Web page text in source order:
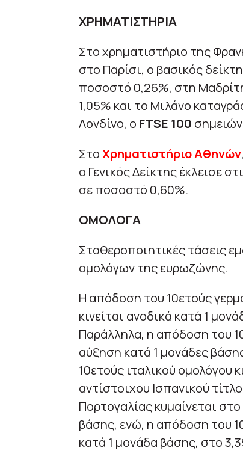
ΧΡΗΜΑΤΙΣΤΗΡΙΑ
Στο χρηματιστήριο της
στο Παρίσι, ο βασικός
ποσοστό 0,26%, στη
1,05% και το Μιλάνο
Λονδίνο, ο FTSE 100
ΣτοΧρηματιστήριο Αθηνών
ο Γενικός Δείκτης έκλεισε
σε ποσοστό 0,60%.
ΟΜΟΛΟΓΑ
Σταθεροποιητικές τάσεις
ομολόγων της ευρωζώνης.
Η απόδοση του 10ετούς
κινείται ανοδικά κατά 1
Παράλληλα, η απόδοση του
αύξηση κατά 1 μονάδες
10ετούς ιταλικού ομολόγου
αντίστοιχου Ισπανικού
Πορτογαλίας κυμαίνεται
βάσης, ενώ, η απόδοση του
κατά 1 μονάδα βάσης, στο